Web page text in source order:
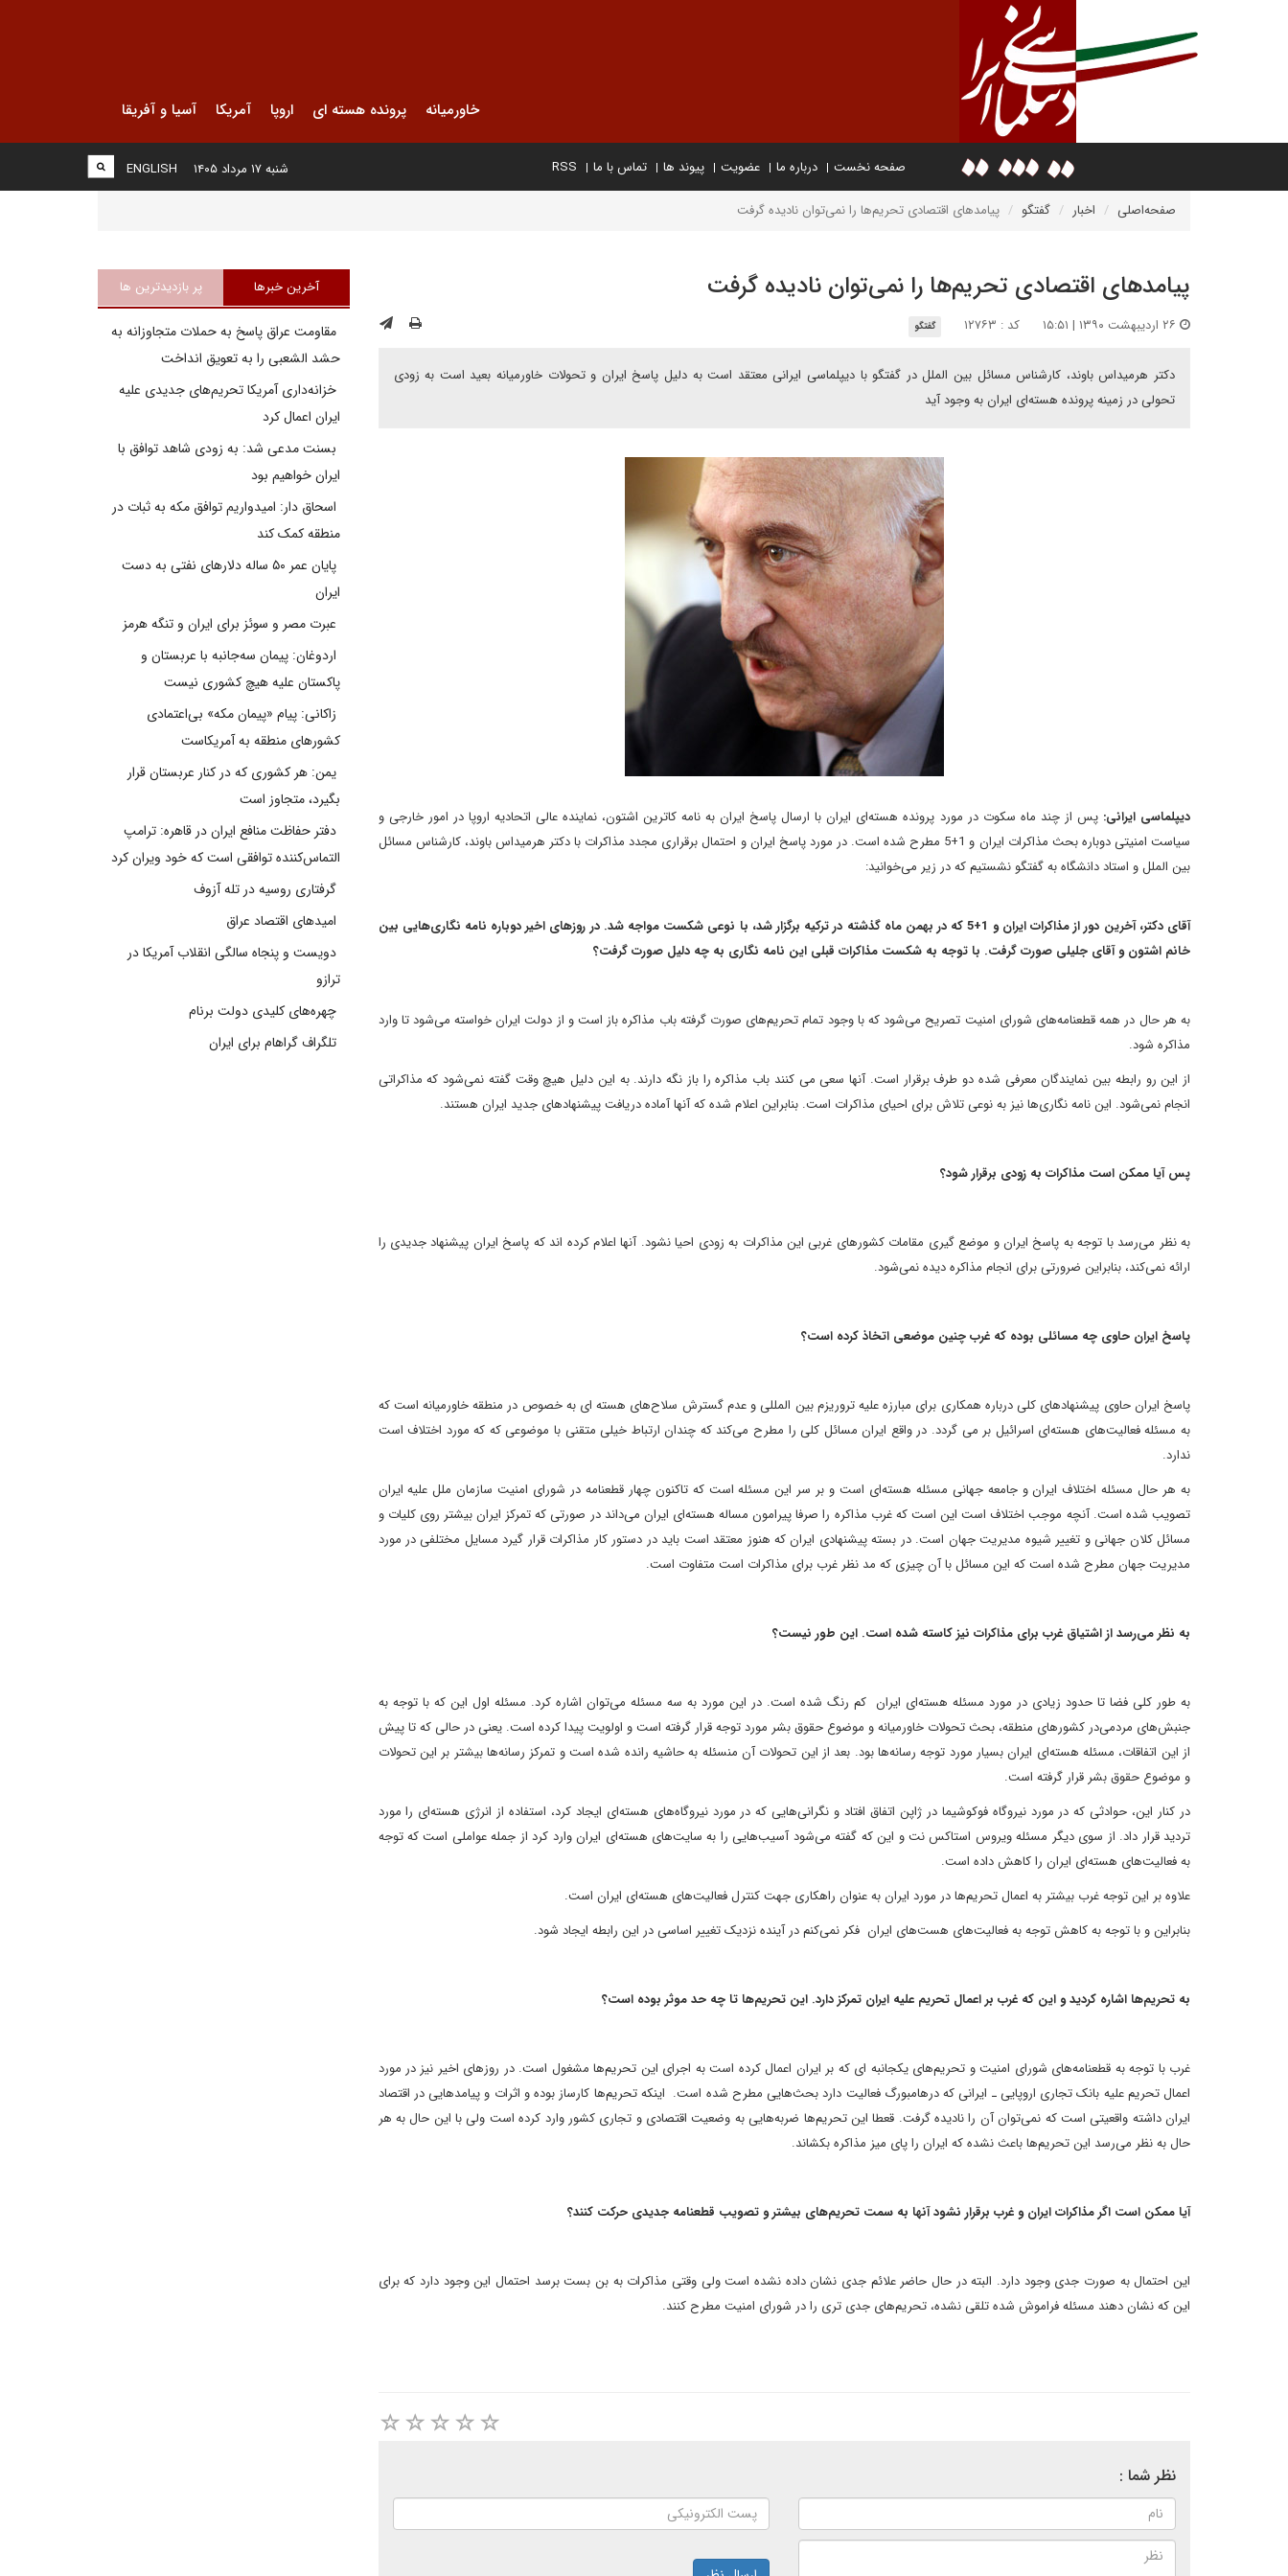
خاورمیانه پرونده هسته ای اروپا آمریکا آسیا و آفریقا
صفحه نخست درباره ما عضویت پیوند ها تماس با ما RSS
ENGLISH شنبه ۱۷ مرداد ۱۴۰۵
صفحه‌اصلی اخبار گفتگو پیامدهای اقتصادی تحریم‌ها را نمی‌توان نادیده گرفت
پیامدهای اقتصادی تحریم‌ها را نمی‌توان نادیده گرفت
کد : ۱۲۷۶۳ گفتگو
دکتر هرمیداس باوند، کارشناس مسائل بین الملل در گفتگو با دیپلماسی ایرانی معتقد است به دلیل پاسخ ایران و تحولات خاورمیانه بعید است به زودی
تحولی در زمینه پرونده هسته‌ای ایران به وجود آید
دیپلماسی ایرانی: پس از چند ماه سکوت در مورد پرونده هسته‌ای ایران با ارسال پاسخ ایران به نامه کاترین اشتون، نماینده عالی اتحادیه اروپا در امور خارجی و
سیاست امنیتی دوباره بحث مذاکرات ایران و 1+5 مطرح شده است. در مورد پاسخ ایران و احتمال برقراری مجدد مذاکرات با دکتر هرمیداس باوند، کارشناس مسائل
بین الملل و استاد دانشگاه به گفتگو نشستیم که در زیر می‌خوانید:
آقای دکتر، آخرین دور از مذاکرات ایران و 1+5 که در بهمن ماه گذشته در ترکیه برگزار شد، با نوعی شکست مواجه شد. در روزهای اخیر دوباره نامه نگاری‌هایی بین
خانم اشتون و آقای جلیلی صورت گرفت. با توجه به شکست مذاکرات قبلی این نامه نگاری به چه دلیل صورت گرفت؟
به هر حال در همه قطعنامه‌های شورای امنیت تصریح می‌شود که با وجود تمام تحریم‌های صورت گرفته باب مذاکره باز است و از دولت ایران خواسته می‌شود تا وارد
مذاکره شود.
از این رو رابطه بین نمایندگان معرفی شده دو طرف برقرار است. آنها سعی می کنند باب مذاکره را باز نگه دارند. به این دلیل هیچ وقت گفته نمی‌شود که مذاکراتی
انجام نمی‌شود. این نامه نگاری‌ها نیز به نوعی تلاش برای احیای مذاکرات است. بنابراین اعلام شده که آنها آماده دریافت پیشنهادهای جدید ایران هستند.
پس آیا ممکن است مذاکرات به زودی برقرار شود؟
به نظر می‌رسد با توجه به پاسخ ایران و موضع گیری مقامات کشورهای غربی این مذاکرات به زودی احیا نشود. آنها اعلام کرده اند که پاسخ ایران پیشنهاد جدیدی را
ارائه نمی‌کند، بنابراین ضرورتی برای انجام مذاکره دیده نمی‌شود.
پاسخ ایران حاوی چه مسائلی بوده که غرب چنین موضعی اتخاذ کرده است؟
پاسخ ایران حاوی پیشنهادهای کلی درباره همکاری برای مبارزه علیه تروریزم بین المللی و عدم گسترش سلاح‌های هسته ای به خصوص در منطقه خاورمیانه است که
به مسئله فعالیت‌های هسته‌ای اسرائیل بر می گردد. در واقع ایران مسائل کلی را مطرح می‌کند که چندان ارتباط خیلی متقنی با موضوعی که که مورد اختلاف است
ندارد.
به هر حال مسئله اختلاف ایران و جامعه جهانی مسئله هسته‌ای است و بر سر این مسئله است که تاکنون چهار قطعنامه در شورای امنیت سازمان ملل علیه ایران
تصویب شده است. آنچه موجب اختلاف است این است که غرب مذاکره را صرفا پیرامون مساله هسته‌ای ایران می‌داند در صورتی که تمرکز ایران بیشتر روی کلیات و
مسائل کلان جهانی و تغییر شیوه مدیریت جهان است. در بسته پیشنهادی ایران که هنوز معتقد است باید در دستور کار مذاکرات قرار گیرد مسایل مختلفی در مورد
مدیریت جهان مطرح شده است که این مسائل با آن چیزی که مد نظر غرب برای مذاکرات است متفاوت است.
به نظر می‌رسد از اشتیاق غرب برای مذاکرات نیز کاسته شده است. این طور نیست؟
به طور کلی فضا تا حدود زیادی در مورد مسئله هسته‌ای ایران کم رنگ شده است. در این مورد به سه مسئله می‌توان اشاره کرد. مسئله اول این که با توجه به
جنبش‌های مردمی‌در کشورهای منطقه، بحث تحولات خاورمیانه و موضوع حقوق بشر مورد توجه قرار گرفته است و اولویت پیدا کرده است. یعنی در حالی که تا پیش
از این اتفاقات، مسئله هسته‌ای ایران بسیار مورد توجه رسانه‌ها بود. بعد از این تحولات آن منسئله به حاشیه رانده شده است و تمرکز رسانه‌ها بیشتر بر این تحولات
و موضوع حقوق بشر قرار گرفته است.
در کنار این، حوادثی که در مورد نیروگاه فوکوشیما در ژاپن اتفاق افتاد و نگرانی‌هایی که در مورد نیروگاه‌های هسته‌ای ایجاد کرد، استفاده از انرژی هسته‌ای را مورد
تردید قرار داد. از سوی دیگر مسئله ویروس استاکس نت و این که گفته می‌شود آسیب‌هایی را به سایت‌های هسته‌ای ایران وارد کرد از جمله عواملی است که توجه
به فعالیت‌های هسته‌ای ایران را کاهش داده است.
علاوه بر این توجه غرب بیشتر به اعمال تحریم‌ها در مورد ایران به عنوان راهکاری جهت کنترل فعالیت‌های هسته‌ای ایران است.
بنابراین و با توجه به کاهش توجه به فعالیت‌های هست‌های ایران فکر نمی‌کنم در آینده نزدیک تغییر اساسی در این رابطه ایجاد شود.‍
به تحریم‌ها اشاره کردید و این که غرب بر اعمال تحریم علیه ایران تمرکز دارد. این تحریم‌ها تا چه حد موثر بوده است؟
غرب با توجه به قطعنامه‌های شورای امنیت و تحریم‌های یکجانبه ای که بر ایران اعمال کرده است به اجرای این تحریم‌ها مشغول است. در روزهای اخیر نیز در مورد
اعمال تحریم علیه بانک تجاری اروپایی ـ ایرانی که در‌هامبورگ فعالیت دارد بحث‌هایی مطرح شده است. اینکه تحریم‌ها کارساز بوده و اثرات و پیامدهایی در اقتصاد
ایران داشته واقعیتی است که نمی‌توان آن را نادیده گرفت. قعطا این تحریم‌ها ضربه‌هایی به وضعیت اقتصادی و تجاری کشور وارد کرده است ولی با این حال به هر
حال به نظر می‌رسد این تحریم‌ها باعث نشده که ایران را پای میز مذاکره بکشاند.
آیا ممکن است اگر مذاکرات ایران و غرب برقرار نشود آنها به سمت تحریم‌های بیشتر و تصویب قطعنامه جدیدی حرکت کنند؟
این احتمال به صورت جدی وجود دارد. البته در حال حاضر علائم جدی نشان داده نشده است ولی وقتی مذاکرات به بن بست برسد احتمال این وجود دارد که برای
این که نشان دهند مسئله فراموش شده تلقی نشده، تحریم‌های جدی تری را در شورای امنیت مطرح کنند.
نظر شما :
آخرین خبرها پر بازدیدترین ها
مقاومت عراق پاسخ به حملات متجاوزانه به
حشد الشعبی را به تعویق انداخت
خزانه‌داری آمریکا تحریم‌های جدیدی علیه
ایران اعمال کرد
بسنت مدعی شد: به زودی شاهد توافق با
ایران خواهیم بود
اسحاق دار: امیدواریم توافق مکه به ثبات در
منطقه کمک کند
پایان عمر ۵۰ ساله دلارهای نفتی به دست
ایران
عبرت مصر و سوئز برای ایران و تنگه هرمز
اردوغان: پیمان سه‌جانبه با عربستان و
پاکستان علیه هیچ کشوری نیست
زاکانی: پیام «پیمان مکه» بی‌اعتمادی
کشورهای منطقه به آمریکاست
یمن: هر کشوری که در کنار عربستان قرار
بگیرد، متجاوز است
دفتر حفاظت منافع ایران در قاهره: ترامپ
التماس‌کننده توافقی است که خود ویران کرد
گرفتاری روسیه در تله آزوف
امیدهای اقتصاد عراق
دویست و پنجاه سالگی انقلاب آمریکا در
ترازو
چهره‌های کلیدی دولت برنام
تلگراف گراهام برای ایران